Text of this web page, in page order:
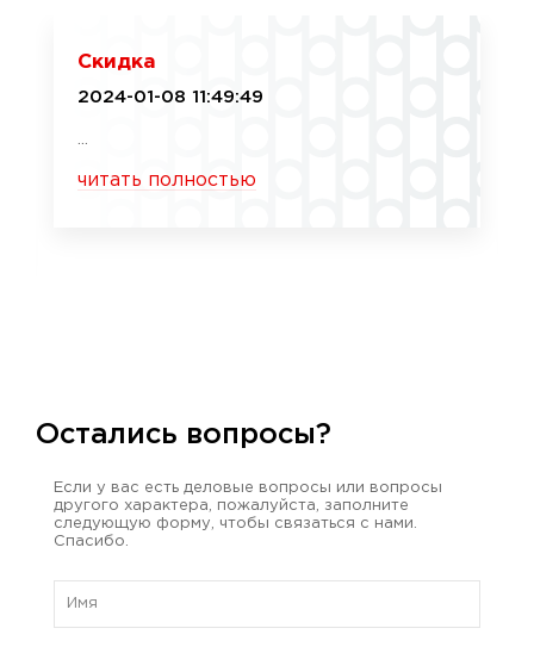
Скидка
2024-01-08 11:49:49
читать полностью
Остались вопросы?
Если у вас есть деловые вопросы или вопросы
другого характера, пожалуйста, заполните
следующую форму, чтобы связаться с нами.
Спасибо.